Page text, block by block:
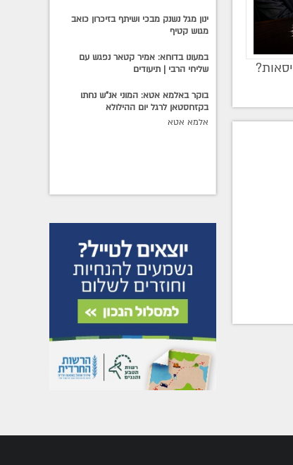
ינון מגל נשנק מבכי ושיתף בזיכרון כואב
מגוש קטיף
במעונו בדוחא: אמיר קטאר נפגש עם
שליחי הרבי | תיעודים
בוקר באלמא אטא: המוני אנ"ש נחתו
בקזחסטאן לרגל יום ההילולא
אלמא אטא